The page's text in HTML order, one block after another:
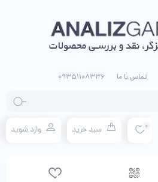
تماس با ما 09351108336
0 سبد خرید وارد شوید